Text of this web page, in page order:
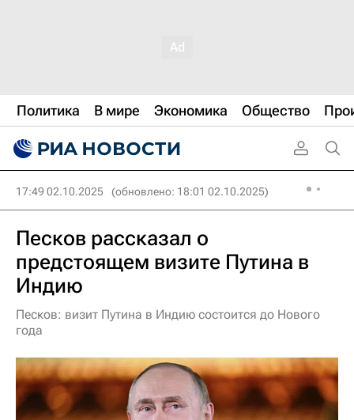
Политика В мире Экономика Общество
17:49 02.10.2025 (обновлено: 18:01 02.10.2025)
Песков рассказал о
предстоящем визите Путина в
Индию
Песков: визит Путина в Индию состоится до Нового
года